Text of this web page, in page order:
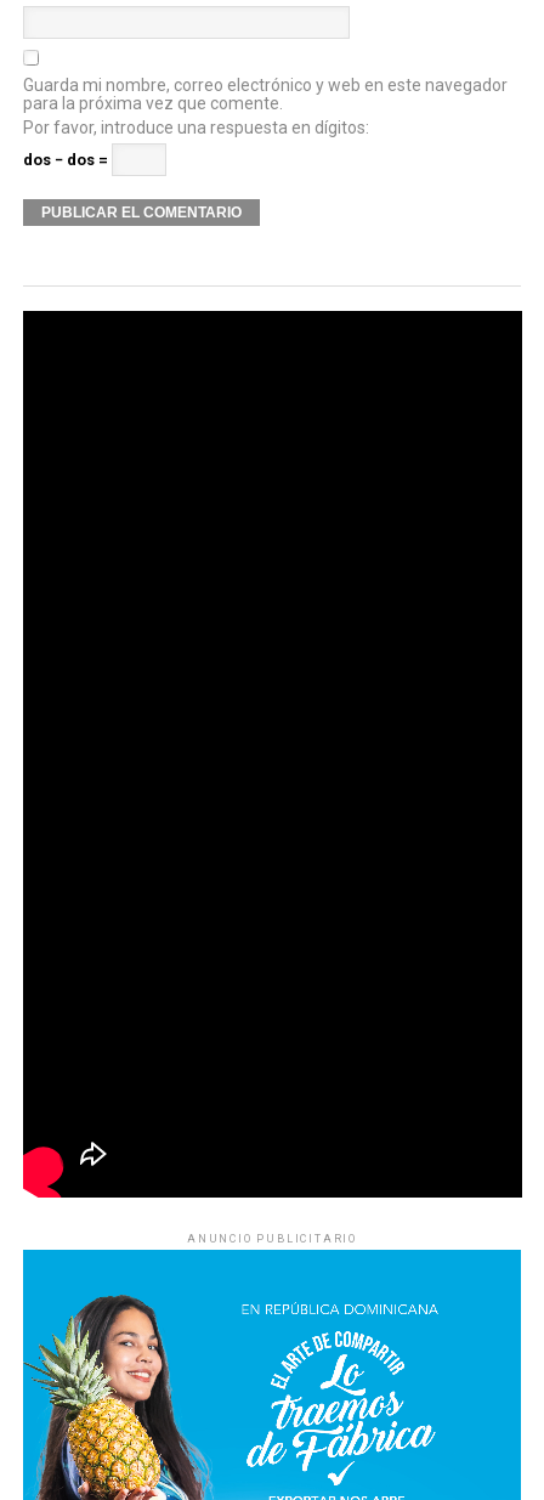
Guarda mi nombre, correo electrónico y web en este navegador
para la próxima vez que comente.
Por favor, introduce una respuesta en dígitos:
dos − dos =
ANUNCIO PUBLICITARIO